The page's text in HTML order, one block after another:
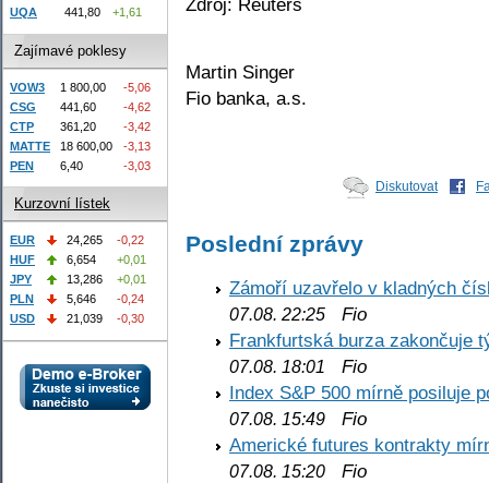
Martin Singer
Fio banka, a.s.
Diskutovat
Poslední zprávy
Zámoří uzavřelo v kladných
07.08. 22:25 Fio
Frankfurtská burza zakončuje
07.08. 18:01
Fio
Index S&P 500 mírně posiluje
07.08. 15:49 Fio
Americké futures kontrakty
07.08. 15:20 Fio
UQA
441,80 +1,61
Zajímavé poklesy
VOW3 1 800,00
-5,06
CSG
441,60
-4,62
CTP
361,20
-3,42
MATTE
18 600,00
-3,13
PEN
6,40 -3,03
Kurzovní lístek
EUR 24,265
-0,22
HUF
6,654
+0,01
JPY
13,286
+0,01
PLN
5,646
-0,24
USD
21,039 -0,30